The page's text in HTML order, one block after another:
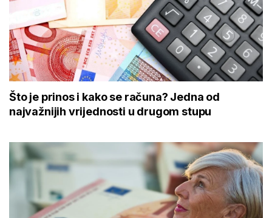
Što je prinos i kako se računa? Jedna od
najvažnijih vrijednosti u drugom stupu